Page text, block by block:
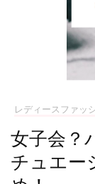
レディースファッ
女子会？
チュエー